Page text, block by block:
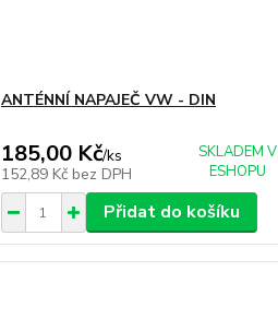
ANTÉNNÍ NAPAJEČ VW - DIN
185,00 Kč/ks
152,89 Kč bez DPH
SKLADEM V
ESHOPU
Přidat do košíku